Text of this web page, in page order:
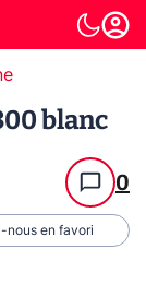
blanc
0
nous en favori